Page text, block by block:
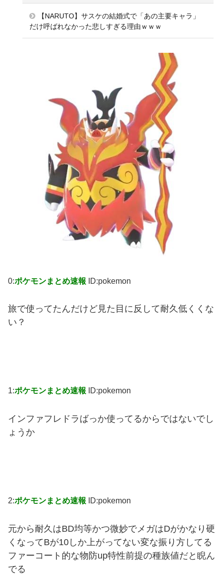
【NARUTO】サスケの結婚式で「あの主要キャラ」
だけ呼ばれなかった悲しすぎる理由ｗｗｗ
0:ポケモンまとめ速報 ID:pokemon
旅で使ってたんだけど見た目に反して耐久低くくな
い？
1:ポケモンまとめ速報 ID:pokemon
インファフレドラばっか使ってるからではないでし
ょうか
2:ポケモンまとめ速報 ID:pokemon
元から耐久はBD均等かつ微妙でメガはDがかなり硬
くなってBが10しか上がってない変な振り方してる
ファーコート的な物防up特性前提の種族値だと睨ん
でる